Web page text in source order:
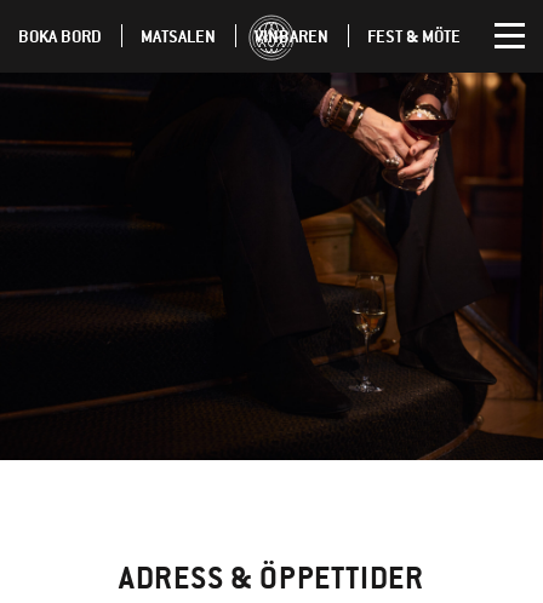
BOKA BORD MATSALEN VINBAREN FEST & MÖTE
ADRESS & ÖPPETTIDER